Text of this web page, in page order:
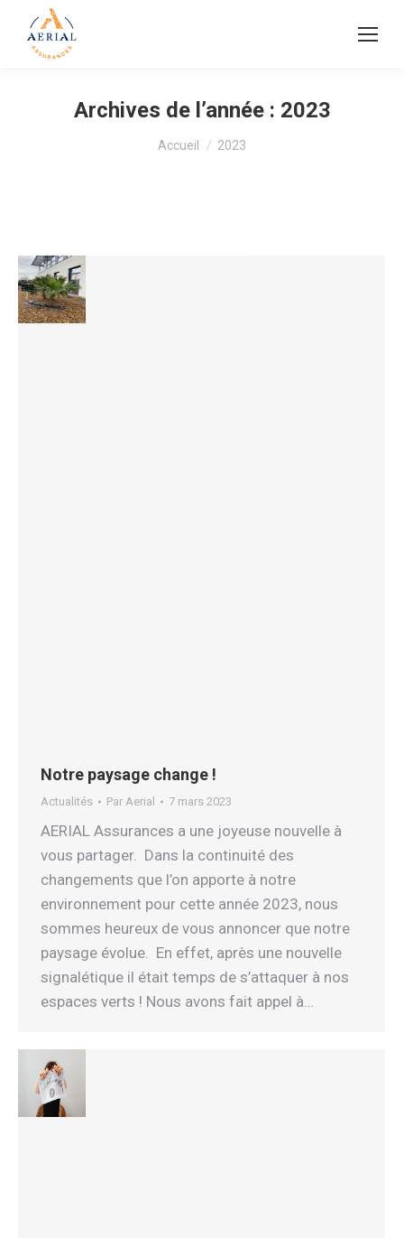
Archives de l’année : 2023
Vous êtes ici :
Accueil 2023
Notre paysage change !
Actualités Par Aerial 7 mars 2023
AERIAL Assurances a une joyeuse nouvelle à
vous partager. Dans la continuité des
changements que l’on apporte à notre
environnement pour cette année 2023, nous
sommes heureux de vous annoncer que notre
paysage évolue. En effet, après une nouvelle
signalétique il était temps de s’attaquer à nos
espaces verts ! Nous avons fait appel à…